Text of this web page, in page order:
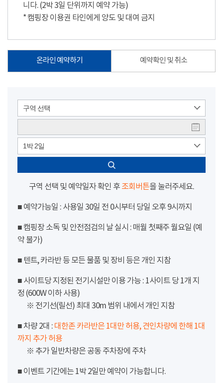
니다. (2박 3일 단위까지 예약 가능)
* 캠핑장 이용권 타인에게 양도 및 대여 금지
온라인 예약하기 예약확인 및 취소
구역 선택
1박 2일
구역 선택 및 예약일자 확인 후 조회버튼을 눌러주세요.
■ 예약가능일 : 사용일 30일 전 0시부터 당일 오후 9시까지
■ 캠핑장 소독 및 안전점검의 날 실시 : 매월 첫째주 월요일 (예
약 불가)
■ 텐트, 카라반 등 모든 물품 및 장비 등은 개인 지참
■ 사이트당 지정된 전기시설만 이용 가능 : 1사이트 당 1개 지
정 (600W 이하 사용)
※ 전기선(릴선) 최대 30m 범위 내에서 개인 지참
■ 차량 2대 : 대한존 카라반은 1대만 허용, 견인차량에 한해 1대
까지 추가 허용
※ 추가 일반차량은 공동 주차장에 주차
■ 이벤트 기간에는 1박 2일만 예약이 가능합니다.